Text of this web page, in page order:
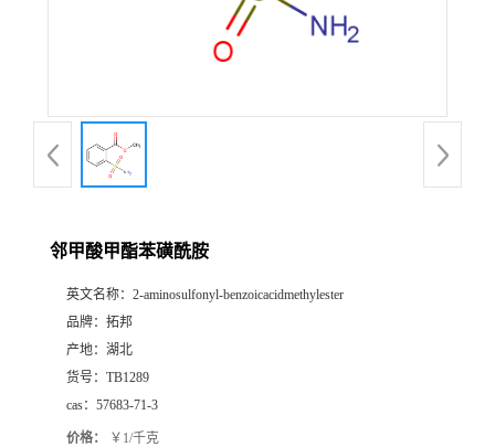
邻甲酸甲酯苯磺酰胺
英文名称： 2-aminosulfonyl-benzoicacidmethylester
品牌： 拓邦
产地： 湖北
货号： TB1289
cas： 57683-71-3
价格： ￥1/千克